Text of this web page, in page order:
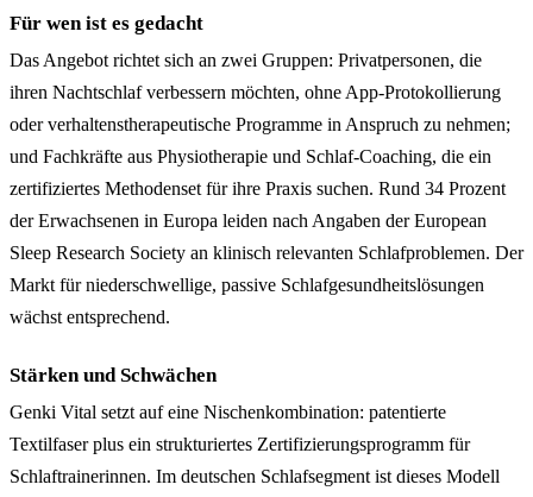
Für wen ist es gedacht
Das Angebot richtet sich an zwei Gruppen: Privatpersonen, die
ihren Nachtschlaf verbessern möchten, ohne App-Protokollierung
oder verhaltenstherapeutische Programme in Anspruch zu nehmen;
und Fachkräfte aus Physiotherapie und Schlaf-Coaching, die ein
zertifiziertes Methodenset für ihre Praxis suchen. Rund 34 Prozent
der Erwachsenen in Europa leiden nach Angaben der European
Sleep Research Society an klinisch relevanten Schlafproblemen. Der
Markt für niederschwellige, passive Schlafgesundheitslösungen
wächst entsprechend.
Stärken und Schwächen
Genki Vital setzt auf eine Nischenkombination: patentierte
Textilfaser plus ein strukturiertes Zertifizierungsprogramm für
Schlaftrainerinnen. Im deutschen Schlafsegment ist dieses Modell